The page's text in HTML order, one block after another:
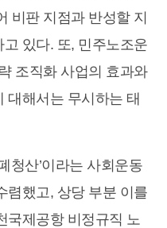
비판 지점과 반성할 지
있다. 또, 민주노조운
조직화 사업의 효과와
대해서는 무시하는 태
청산’이라는 사회운동
렴했고, 상당 부분 이를
국제공항 비정규직 노